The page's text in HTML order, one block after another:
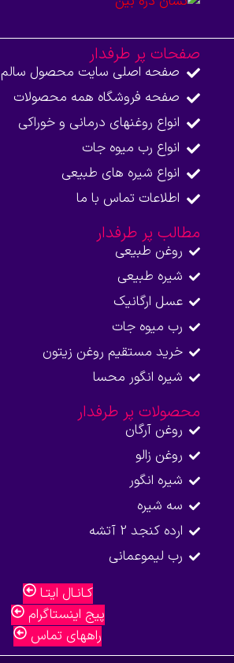
صفحات پر طرفدار
صفحه اصلی سایت محصول سالم
صفحه فروشگاه همه محصولات​
انواع روغنهای درمانی و خوراکی
انواع رب میوه جات
انواع شیره های طبیعی
اطلاعات تماس با ما​
مطالب پر طرفدار
روغن طبیعی
شیره طبیعی
عسل ارگانیک
رب میوه جات
خرید مستقیم روغن زیتون
شیره انگور محسا
محصولات پر طرفدار
روغن آرگان
روغن زالو
شیره انگور
سه شیره
ارده کنجد 2 آتشه
رب لیموعمانی
کـانـال ایتـا
پیج اینستاگرام
راههای تماس